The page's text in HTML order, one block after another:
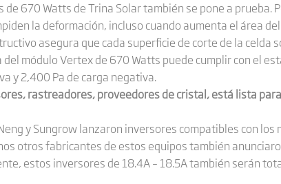
de 670 Watts de Trina Solar también se pone a prueba.
la deformación, incluso cuando aumenta el área
asegura que cada superficie de corte de la celda
módulo Vertex de 670 Watts puede cumplir con el
y 2,400 Pa de carga negativa.
rastreadores, proveedores de cristal, está lista
y Sungrow lanzaron inversores compatibles con los
otros fabricantes de estos equipos también
estos inversores de 18.4A – 18.5A también serán